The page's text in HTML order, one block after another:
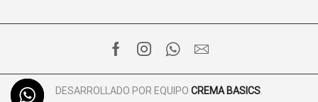
FACEBOOK
INSTAGRAM
WHATSAPP
EMAIL
DESARROLLADO POR EQUIPO CREMA BASICS